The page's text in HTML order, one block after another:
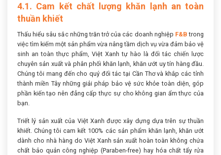
4.1. Cam kết chất lượng khăn lạnh an toàn
thuần khiết
Thấu hiểu sâu sắc những trăn trở của các doanh nghiệp F&B trong
việc tìm kiếm một sản phẩm vừa nâng tầm dịch vụ vừa đảm bảo vệ
sinh an toàn thực phẩm, Việt Xanh tự hào là đối tác chiến lược
chuyên sản xuất và phân phối khăn lạnh, khăn ướt uy tín hàng đầu.
Chúng tôi mang đến cho quý đối tác tại Cần Thơ và khắp các tỉnh
thành miền Tây những giải pháp bảo vệ sức khỏe toàn diện, góp
phần kiến tạo nên đẳng cấp thực sự cho không gian ẩm thực của
bạn.
Triết lý sản xuất của Việt Xanh được xây dựng dựa trên sự thuần
khiết. Chúng tôi cam kết 100% các sản phẩm khăn lạnh, khăn ướt
dành cho nhà hàng do Việt Xanh sản xuất hoàn toàn không chứa
chất bảo quản công nghiệp (Paraben-free) hay hóa chất tẩy rửa